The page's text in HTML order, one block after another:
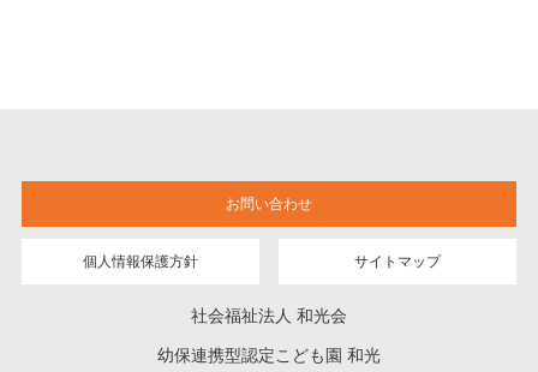
お問い合わせ
個人情報保護方針 サイトマップ
社会福祉法人 和光会
幼保連携型認定こども園 和光